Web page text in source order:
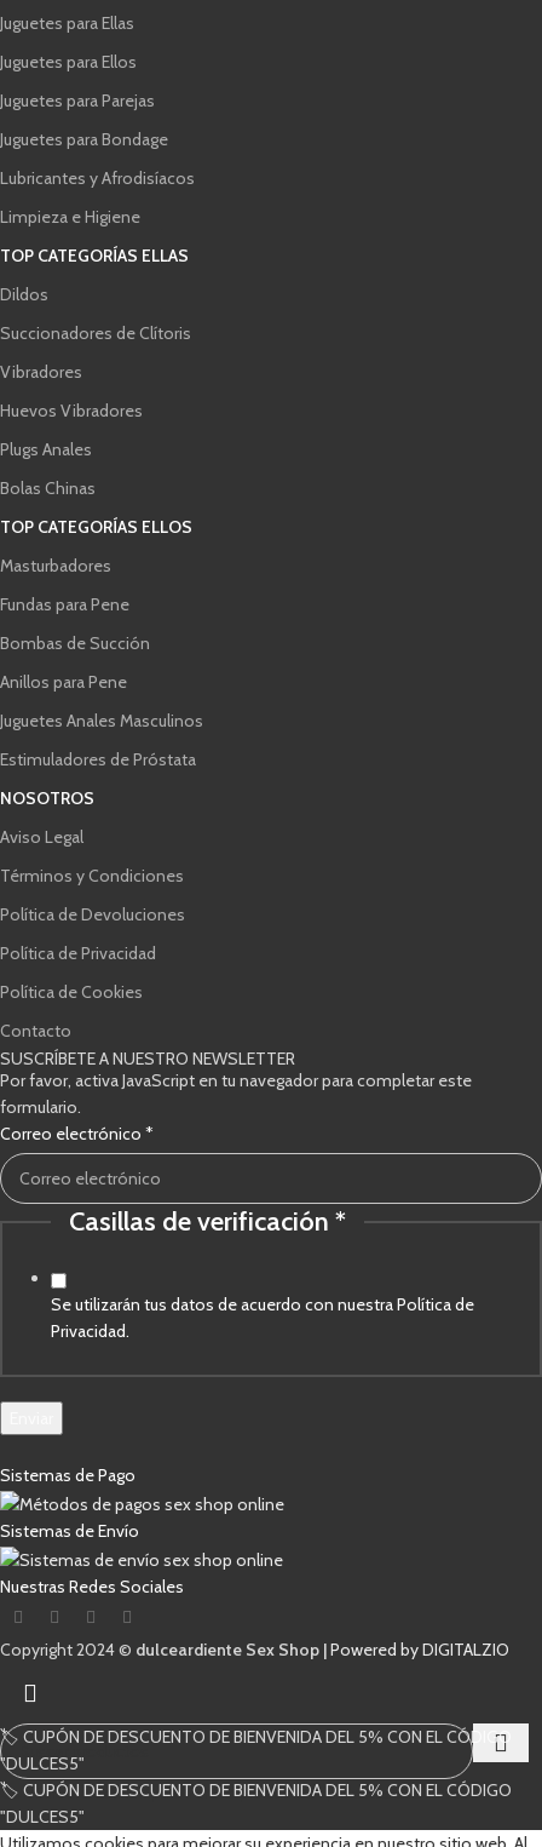
Juguetes para Ellas
Juguetes para Ellos
Juguetes para Parejas
Juguetes para Bondage
Lubricantes y Afrodisíacos
Limpieza e Higiene
TOP CATEGORÍAS ELLAS
Dildos
Succionadores de Clítoris
Vibradores
Huevos Vibradores
Plugs Anales
Bolas Chinas
TOP CATEGORÍAS ELLOS
Masturbadores
Fundas para Pene
Bombas de Succión
Anillos para Pene
Juguetes Anales Masculinos
Estimuladores de Próstata
NOSOTROS
Aviso Legal
Términos y Condiciones
Política de Devoluciones
Política de Privacidad
Política de Cookies
Contacto
SUSCRÍBETE A NUESTRO NEWSLETTER
Por favor, activa JavaScript en tu navegador para completar este
formulario.
Correo electrónico *
verificación
Casillas
Casillas de verificación *
Se utilizarán tus datos de acuerdo con nuestra Política de
Privacidad.
Sistemas de Pago
Sistemas de Envío
Nuestras Redes Sociales
Copyright 2024 © dulceardiente Sex Shop |Powered by DIGITALZIO
Comienza a escribir para ver los productos que estás buscando.
🏷️ CUPÓN DE DESCUENTO DE BIENVENIDA DEL 5% CON EL CÓDIGO
"DULCES5"
🏷️ CUPÓN DE DESCUENTO DE BIENVENIDA DEL 5% CON EL CÓDIGO
"DULCES5"